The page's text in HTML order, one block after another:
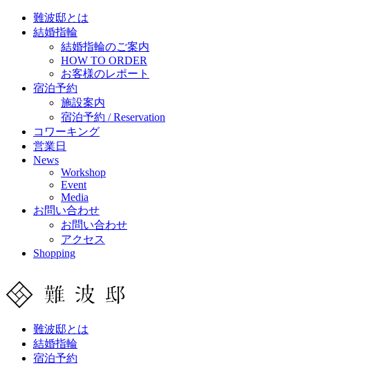
難波邸とは
結婚指輪
結婚指輪のご案内
HOW TO ORDER
お客様のレポート
宿泊予約
施設案内
宿泊予約 / Reservation
コワーキング
営業日
News
Workshop
Event
Media
お問い合わせ
お問い合わせ
アクセス
Shopping
難波邸とは
結婚指輪
宿泊予約